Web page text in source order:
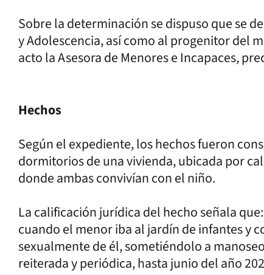
Sobre la determinación se dispuso que se
y Adolescencia, así como al progenitor del
acto la Asesora de Menores e Incapaces,
Hechos
Según el expediente, los hechos fueron
dormitorios de una vivienda, ubicada por
donde ambas convivían con el niño.
La calificación jurídica del hecho señala
cuando el menor iba al jardín de infantes y
sexualmente de él, sometiéndolo a
reiterada y periódica, hasta junio del año